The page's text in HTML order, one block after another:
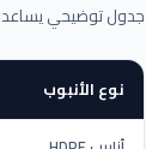
جدول توضيحي يساعد
نوع الأنبوب